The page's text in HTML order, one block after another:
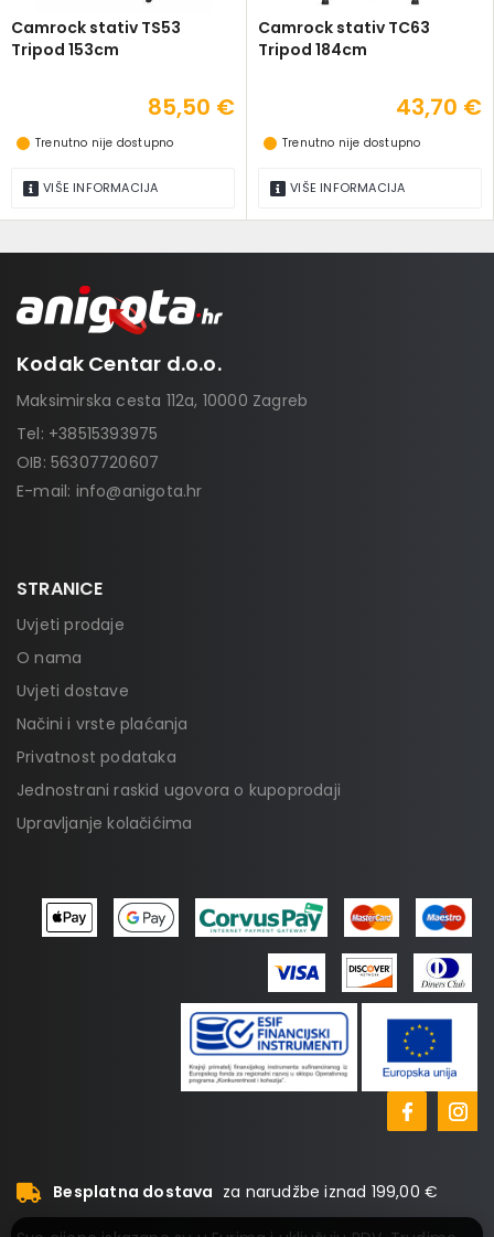
Camrock stativ TS53
Tripod 153cm
85,50 €
Trenutno nije dostupno
VIŠE INFORMACIJA
Camrock stativ TC63
Tripod 184cm
43,70 €
Trenutno nije dostupno
VIŠE INFORMACIJA
Kodak Centar d.o.o.
Maksimirska cesta 112a, 10000 Zagreb
Tel: +38515393975
OIB: 56307720607
E-mail: info@anigota.hr
STRANICE
Uvjeti prodaje
O nama
Uvjeti dostave
Načini i vrste plaćanja
Privatnost podataka
Jednostrani raskid ugovora o kupoprodaji
Upravljanje kolačićima
Besplatna dostava za narudžbe iznad 199,00 €